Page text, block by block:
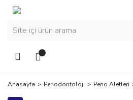
Anasayfa Periodontoloji Perio Aletleri